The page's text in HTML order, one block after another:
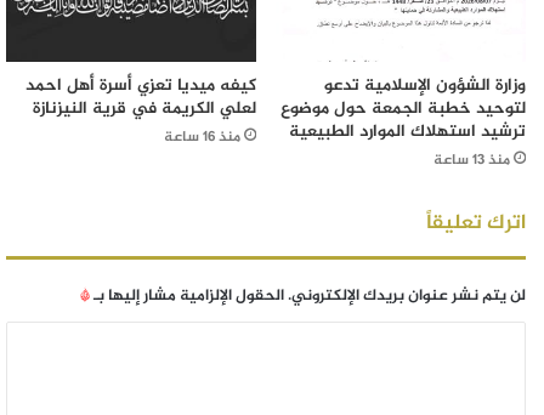
وزارة الشؤون الإسلامية تدعو
لتوحيد خطبة الجمعة حول موضوع
ترشيد استهلاك الموارد الطبيعية
منذ 13 ساعة
كيفه ميديا تعزي أسرة أهل احمد
لعلي الكريمة في قرية النيزنازة
منذ 16 ساعة
اترك تعليقاً
لن يتم نشر عنوان بريدك الإلكتروني.الحقول الإلزامية مشار إليها بـ*